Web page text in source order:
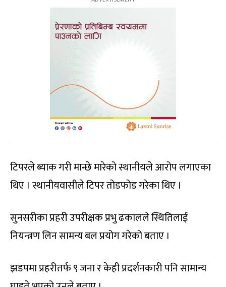
टिपरले ब्याक गरी मान्छे मारेको स्थानीयले आरोप लगाएका
थिए । स्थानीयवासीले टिपर तोडफोड गरेका थिए ।
सुनसरीका प्रहरी उपरीक्षक प्रभु ढकालले स्थितिलाई
नियन्त्रण लिन सामन्य बल प्रयोग गरेको बताए ।
झडपमा प्रहरीतर्फ ९ जना र केही प्रदर्शनकारी पनि सामान्य